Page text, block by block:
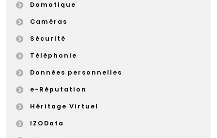
Domotique
Caméras
Sécurité
Téléphonie
Données personnelles
e-Réputation
Héritage Virtuel
IZOData